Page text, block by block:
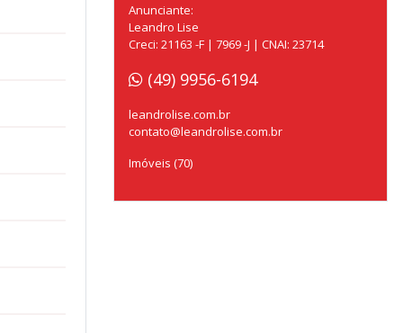
Anunciante:
Leandro Lise
Creci: 21163 -F | 7969 -J | CNAI: 23714
(49) 9956-6194
leandrolise.com.br
contato@leandrolise.com.br
Imóveis (70)